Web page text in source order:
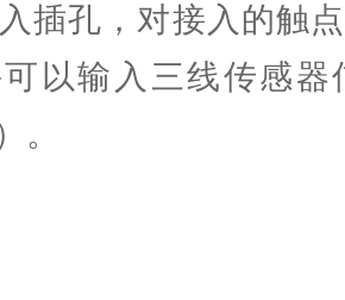
插孔，对接入的触
以输入三线传感器
。